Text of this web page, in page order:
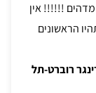
!!!!!! אין
הראשונים
רוברט-תל